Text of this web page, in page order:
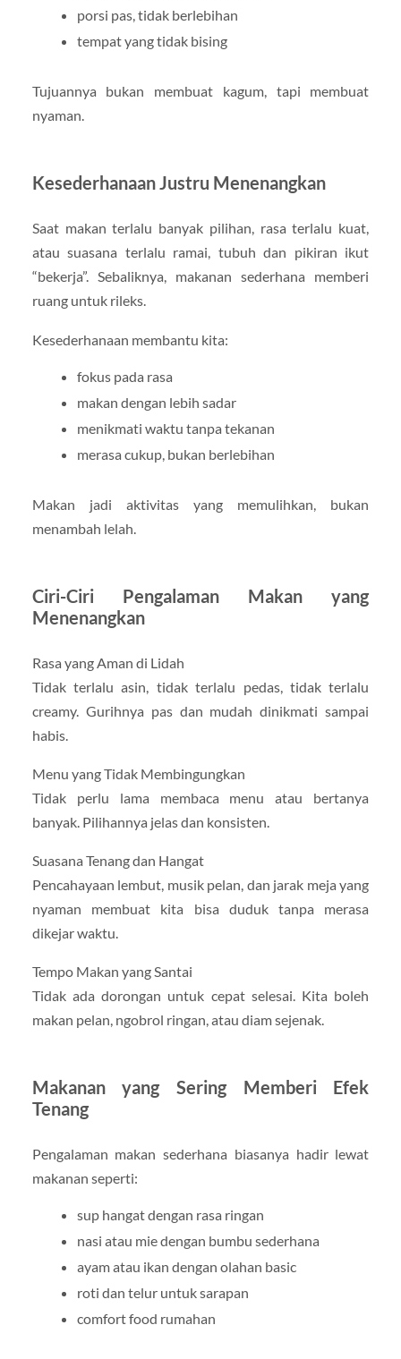
porsi pas, tidak berlebihan
tempat yang tidak bising
Tujuannya bukan membuat kagum, tapi membuat
nyaman.
Kesederhanaan Justru Menenangkan
Saat makan terlalu banyak pilihan, rasa terlalu kuat,
atau suasana terlalu ramai, tubuh dan pikiran ikut
“bekerja”. Sebaliknya, makanan sederhana memberi
ruang untuk rileks.
Kesederhanaan membantu kita:
fokus pada rasa
makan dengan lebih sadar
menikmati waktu tanpa tekanan
merasa cukup, bukan berlebihan
Makan jadi aktivitas yang memulihkan, bukan
menambah lelah.
Ciri-Ciri Pengalaman Makan yang
Menenangkan
Rasa yang Aman di Lidah
Tidak terlalu asin, tidak terlalu pedas, tidak terlalu
creamy. Gurihnya pas dan mudah dinikmati sampai
habis.
Menu yang Tidak Membingungkan
Tidak perlu lama membaca menu atau bertanya
banyak. Pilihannya jelas dan konsisten.
Suasana Tenang dan Hangat
Pencahayaan lembut, musik pelan, dan jarak meja yang
nyaman membuat kita bisa duduk tanpa merasa
dikejar waktu.
Tempo Makan yang Santai
Tidak ada dorongan untuk cepat selesai. Kita boleh
makan pelan, ngobrol ringan, atau diam sejenak.
Makanan yang Sering Memberi Efek
Tenang
Pengalaman makan sederhana biasanya hadir lewat
makanan seperti:
sup hangat dengan rasa ringan
nasi atau mie dengan bumbu sederhana
ayam atau ikan dengan olahan basic
roti dan telur untuk sarapan
comfort food rumahan